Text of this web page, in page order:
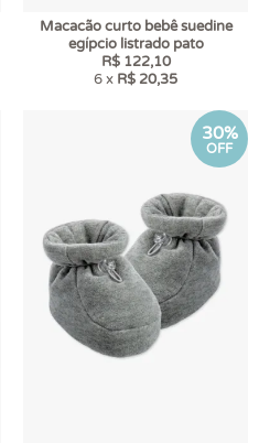
Macacão curto bebê suedine
egípcio listrado pato
R$ 122,10
6 x R$ 20,35
30%
OFF